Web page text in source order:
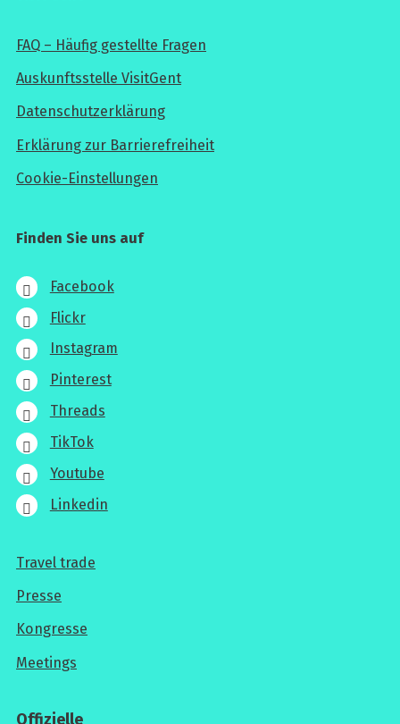
FAQ – Häufig gestellte Fragen
Auskunftsstelle VisitGent
Datenschutzerklärung
Erklärung zur Barrierefreiheit
Cookie-Einstellungen
Finden Sie uns auf
Facebook
Flickr
Instagram
Pinterest
Threads
TikTok
Youtube
Linkedin
Für
Profis
Travel trade
Presse
Kongresse
Meetings
Offizielle